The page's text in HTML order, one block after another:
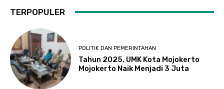
TERPOPULER
POLITIK DAN PEMERINTAHAN
Tahun 2025, UMK Kota Mojokerto
Mojokerto Naik Menjadi 3 Juta